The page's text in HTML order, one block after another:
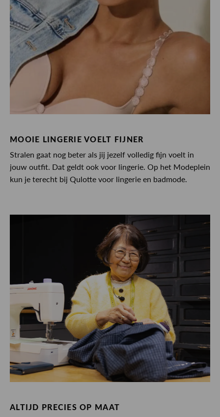
MOOIE LINGERIE VOELT FIJNER
Stralen gaat nog beter als jij jezelf volledig fijn voelt in
jouw outfit. Dat geldt ook voor lingerie. Op het Modeplein
kun je terecht bij Qulotte voor lingerie en badmode.
ALTIJD PRECIES OP MAAT